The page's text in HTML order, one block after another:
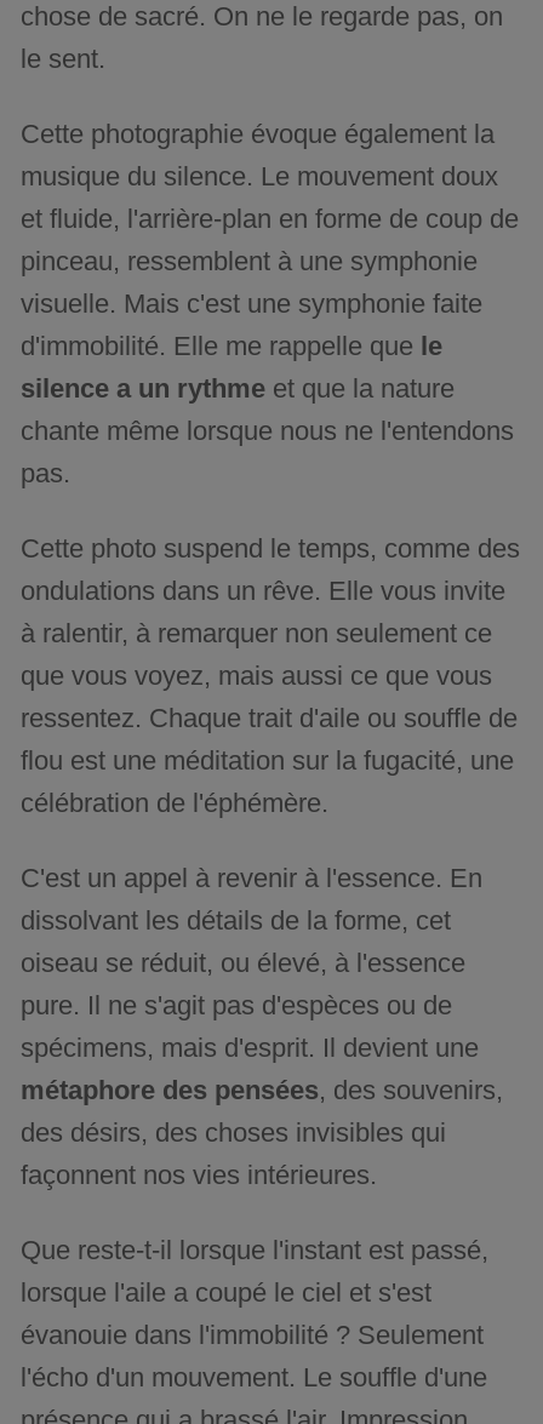
chose de sacré. On ne le regarde pas, on
le sent.
Cette photographie évoque également la
musique du silence. Le mouvement doux
et fluide, l'arrière-plan en forme de coup de
pinceau, ressemblent à une symphonie
visuelle. Mais c'est une symphonie faite
d'immobilité. Elle me rappelle que le
silence a un rythme et que la nature
chante même lorsque nous ne l'entendons
pas.
Cette photo suspend le temps, comme des
ondulations dans un rêve. Elle vous invite
à ralentir, à remarquer non seulement ce
que vous voyez, mais aussi ce que vous
ressentez. Chaque trait d'aile ou souffle de
flou est une méditation sur la fugacité, une
célébration de l'éphémère.
C'est un appel à revenir à l'essence. En
dissolvant les détails de la forme, cet
oiseau se réduit, ou élevé, à l'essence
pure. Il ne s'agit pas d'espèces ou de
spécimens, mais d'esprit. Il devient une
métaphore des pensées, des souvenirs,
des désirs, des choses invisibles qui
façonnent nos vies intérieures.
Que reste-t-il lorsque l'instant est passé,
lorsque l'aile a coupé le ciel et s'est
évanouie dans l'immobilité ? Seulement
l'écho d'un mouvement. Le souffle d'une